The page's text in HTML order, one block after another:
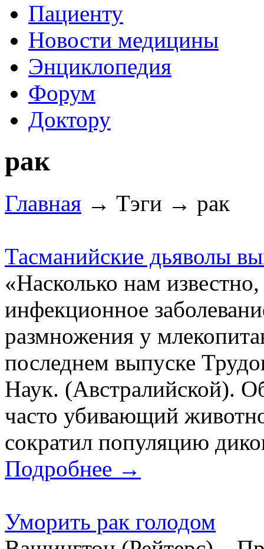
Пациенту
Новости медицины
Энциклопедия
Форум
Доктору
рак
Главная → Тэги → рак
Тасманийские дьяволы
«Насколько нам
инфекционное
размножения у
последнем выпуске
Наук. (Австралийской).
часто убивающий
сократил популяцию
Подробнее →
Уморить рак голодом